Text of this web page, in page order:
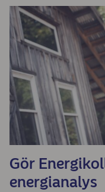
Gör
energianalys